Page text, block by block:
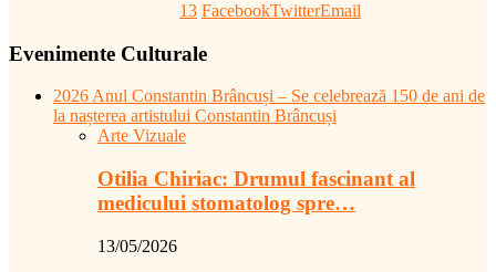
13 FacebookTwitterEmail
Evenimente Culturale
2026 Anul Constantin Brâncuși – Se celebrează 150 de ani de
la nașterea artistului Constantin Brâncuși
Arte Vizuale
Otilia Chiriac: Drumul fascinant al
medicului stomatolog spre…
13/05/2026